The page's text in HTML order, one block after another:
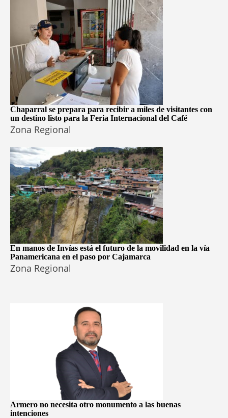
Chaparral se prepara para recibir a miles de visitantes con
un destino listo para la Feria Internacional del Café
Zona Regional
En manos de Invías está el futuro de la movilidad en la vía
Panamericana en el paso por Cajamarca
Zona Regional
Armero no necesita otro monumento a las buenas
intenciones